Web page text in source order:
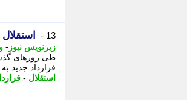
13 -
زیرنویس نیوز -
طی روزهای
قرارداد جدید
استقلال -